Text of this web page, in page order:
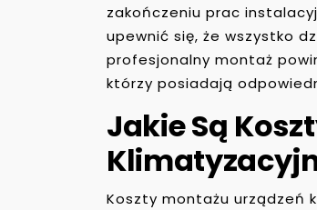
zakończeniu prac
upewnić się, że wszystko
profesjonalny montaż
którzy posiadają
Jakie Są
Koszty montażu urządzeń